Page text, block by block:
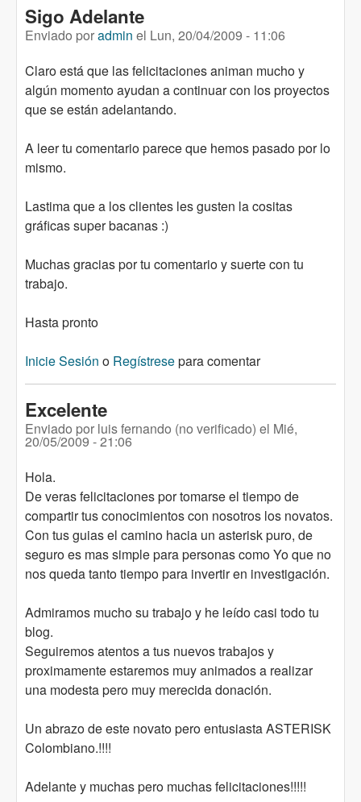
Sigo Adelante
Enviado poradmin el Lun, 20/04/2009 - 11:06
Claro está que las felicitaciones animan mucho y
algún momento ayudan a continuar con los proyectos
que se están adelantando.
A leer tu comentario parece que hemos pasado por lo
mismo.
Lastima que a los clientes les gusten la cositas
gráficas super bacanas :)
Muchas gracias por tu comentario y suerte con tu
trabajo.
Hasta pronto
Inicie Sesión o Regístresepara comentar
Excelente
Enviado por luis fernando (no verificado) el Mié,
20/05/2009 - 21:06
Hola.
De veras felicitaciones por tomarse el tiempo de
compartir tus conocimientos con nosotros los novatos.
Con tus guias el camino hacia un asterisk puro, de
seguro es mas simple para personas como Yo que no
nos queda tanto tiempo para invertir en investigación.
Admiramos mucho su trabajo y he leído casi todo tu
blog.
Seguiremos atentos a tus nuevos trabajos y
proximamente estaremos muy animados a realizar
una modesta pero muy merecida donación.
Un abrazo de este novato pero entusiasta ASTERISK
Colombiano.!!!!
Adelante y muchas pero muchas felicitaciones!!!!!